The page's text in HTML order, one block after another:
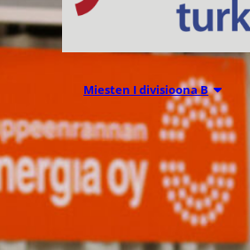
Miesten I divisioona B
20.07.2026 09:47
Turun NMKY
etsii pelaajia